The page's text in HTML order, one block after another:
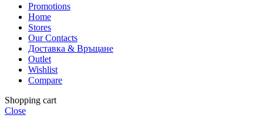
Promotions
Home
Stores
Our Contacts
Доставка & Връщане
Outlet
Wishlist
Compare
Shopping cart
Close